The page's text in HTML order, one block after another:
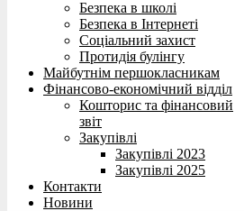
Безпека в школі
Безпека в Інтернеті
Соціальний захист
Протидія булінгу
Майбутнім першокласникам
Фінансово-економічний відділ
Кошторис та фінансовий
звіт
Закупівлі
Закупівлі 2023
Закупівлі 2025
Контакти
Новини